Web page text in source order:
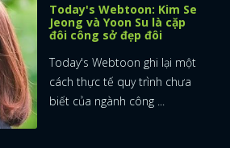
Today's Webtoon: Kim Se
Jeong và Yoon Su là cặp
đôi công sở đẹp đôi
Today's Webtoon ghi lại một
cách thực tế quy trình chưa
biết của ngành công ...